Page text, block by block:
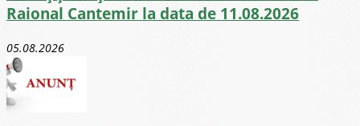
Raional Cantemir la data de 11.08.2026
05.08.2026